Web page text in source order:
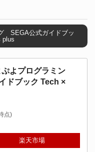
SEGA公式ガイドブッ
plus
よプログラミン
ドブック Tech ×
点)
楽天市場